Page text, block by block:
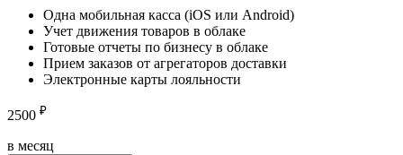
Одна мобильная касса (iOS или Android)
Учет движения товаров в облаке
Готовые отчеты по бизнесу в облаке
Прием заказов от агрегаторов доставки
Электронные карты лояльности
2500 ₽
в месяц